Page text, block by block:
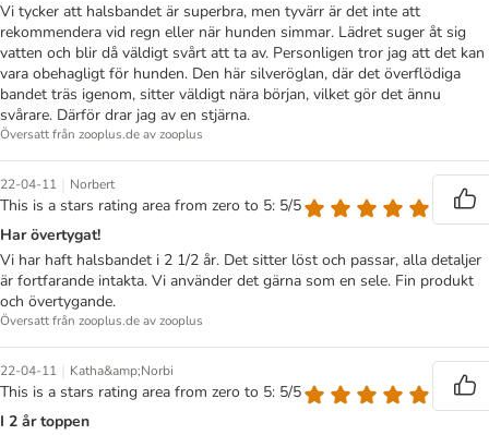
Vi tycker att halsbandet är superbra, men tyvärr är det inte att
rekommendera vid regn eller när hunden simmar. Lädret suger åt sig
vatten och blir då väldigt svårt att ta av. Personligen tror jag att det kan
vara obehagligt för hunden. Den här silveröglan, där det överflödiga
bandet träs igenom, sitter väldigt nära början, vilket gör det ännu
svårare. Därför drar jag av en stjärna.
Översatt från zooplus.de av zooplus
22-04-11 | Norbert
This is a stars rating area from zero to 5: 5/5
Har övertygat!
Vi har haft halsbandet i 2 1/2 år. Det sitter löst och passar, alla detaljer
är fortfarande intakta. Vi använder det gärna som en sele. Fin produkt
och övertygande.
Översatt från zooplus.de av zooplus
22-04-11 | Katha&amp;Norbi
This is a stars rating area from zero to 5: 5/5
I 2 år toppen